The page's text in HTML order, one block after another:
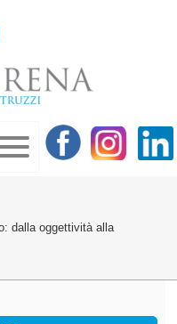
dalla oggettività alla